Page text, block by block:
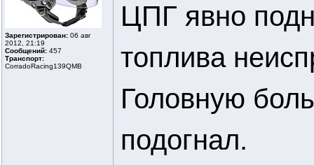
Зарегистрирован: 06 авг
2012, 21:19
Сообщений: 457
Транспорт:
CorradoRacing139QMB
ЦПГ явно
топлива
Головную
подогнал.